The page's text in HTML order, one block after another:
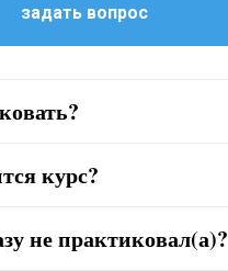
задать вопрос
курс?
не практиковал(а)?